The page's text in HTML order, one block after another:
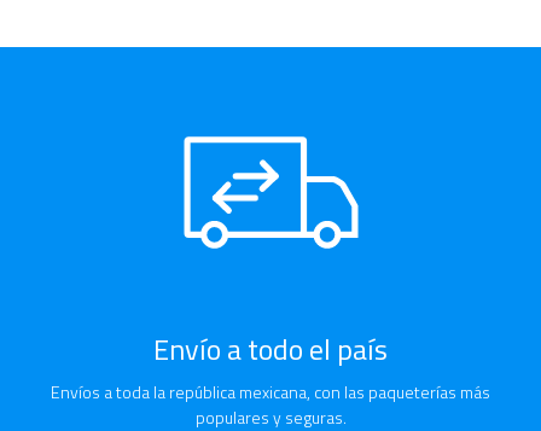
Envío a todo el país
Envíos a toda la república mexicana, con las paqueterías más
populares y seguras.